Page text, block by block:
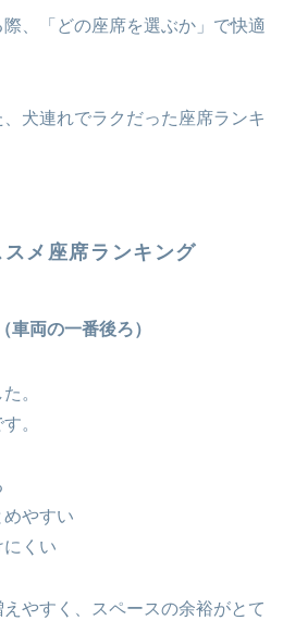
、「どの座席を選ぶか」で快適
犬連れでラクだった座席ランキ
メ座席ランキング
車両の一番後ろ）
。
。
めやすい
にくい
やすく、スペースの余裕がとて